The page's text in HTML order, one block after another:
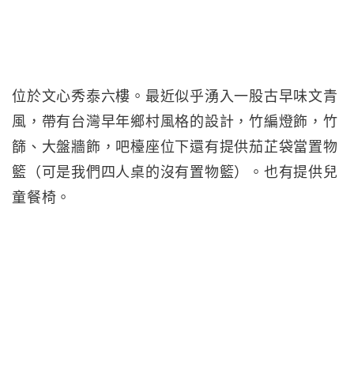
位於文心秀泰六樓。最近似乎湧入一股古早味文青
風，帶有台灣早年鄉村風格的設計，竹編燈飾，竹
篩、大盤牆飾，吧檯座位下還有提供茄芷袋當置物
籃（可是我們四人桌的沒有置物籃）。也有提供兒
童餐椅。